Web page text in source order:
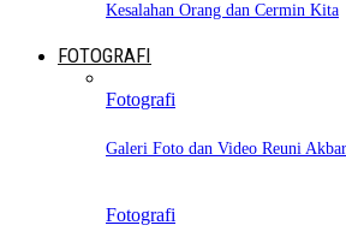
Kesalahan Orang dan Cermin Kita
FOTOGRAFI
Fotografi
Galeri Foto dan Video Reuni
Fotografi